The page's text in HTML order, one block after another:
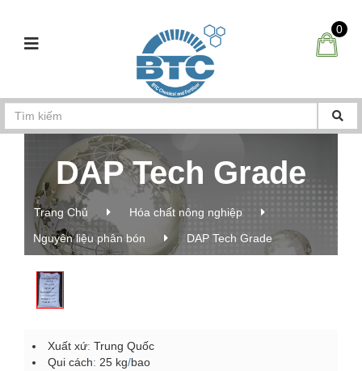
0
DAP Tech Grade
Trang Chủ
Hóa chất nông nghiệp
Nguyên liệu phân bón
DAP Tech Grade
Xuất xứ: Trung Quốc
Qui cách: 25 kg/bao